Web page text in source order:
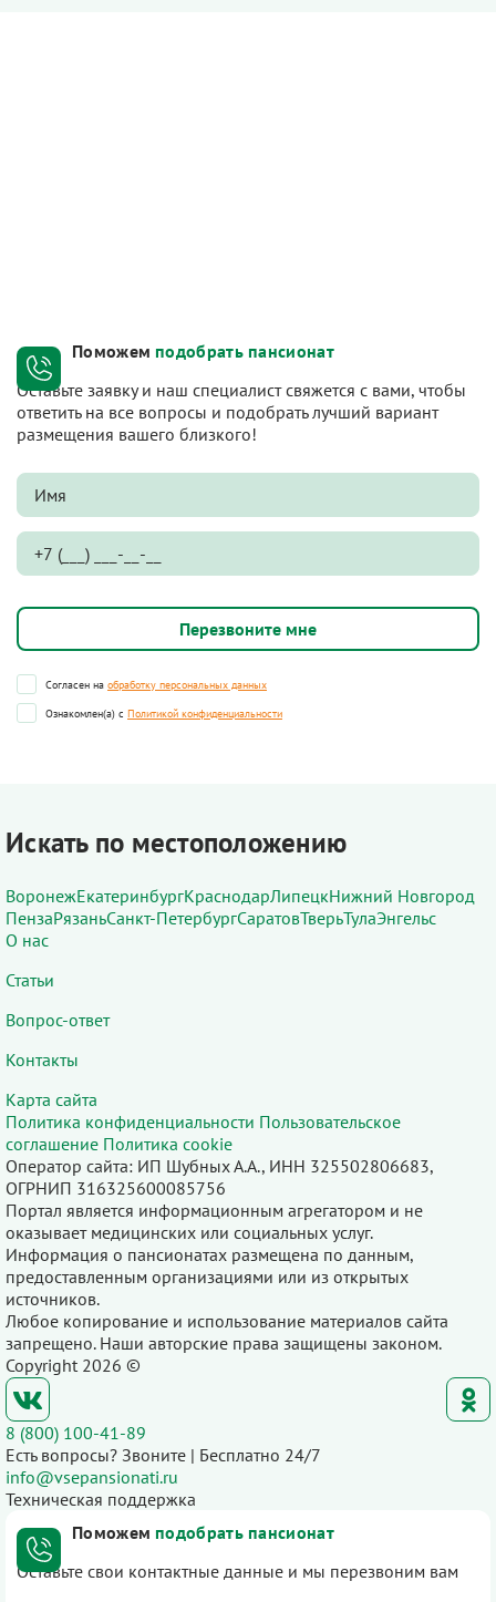
Поможем подобрать пансионат
Оставьте заявку и наш специалист свяжется с вами, чтобы
ответить на все вопросы и подобрать лучший вариант
размещения вашего близкого!
Согласен на обработку персональных данных
Ознакомлен(а) с Политикой конфиденциальности
Искать по местоположению
ВоронежЕкатеринбургКраснодарЛипецкНижний Новгород
ПензаРязаньСанкт-ПетербургСаратовТверьТулаЭнгельс
О нас
Статьи
Вопрос-ответ
Контакты
Карта сайта
Политика конфиденциальности Пользовательское
соглашение Политика cookie
Оператор сайта: ИП Шубных А.А., ИНН 325502806683,
ОГРНИП 316325600085756
Портал является информационным агрегатором и не
оказывает медицинских или социальных услуг.
Информация о пансионатах размещена по данным,
предоставленным организациями или из открытых
источников.
Любое копирование и использование материалов сайта
запрещено. Наши авторские права защищены законом.
Copyright 2026 ©
8 (800) 100-41-89
Есть вопросы? Звоните | Бесплатно 24/7
info@vsepansionati.ru
Техническая поддержка
Поможем подобрать пансионат
Оставьте свои контактные данные и мы перезвоним вам